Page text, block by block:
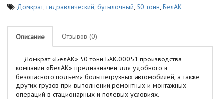
Домкрат, гидравлический, бутылочный, 50 тонн, БелАК
Описание Отзывов (0)
Домкрат «БелАК» 50 тонн БАК.00051 производства
компании «БелАК» предназначен для удобного и
безопасного подъема большегрузных автомобилей, а также
других грузов при выполнении ремонтных и монтажных
операций в стационарных и полевых условиях.